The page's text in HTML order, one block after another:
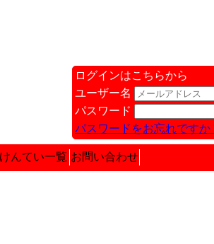
ログインはこちらから
ユーザー名
パスワード
パスワードをお忘れですか
けんてい一覧 お問い合わせ